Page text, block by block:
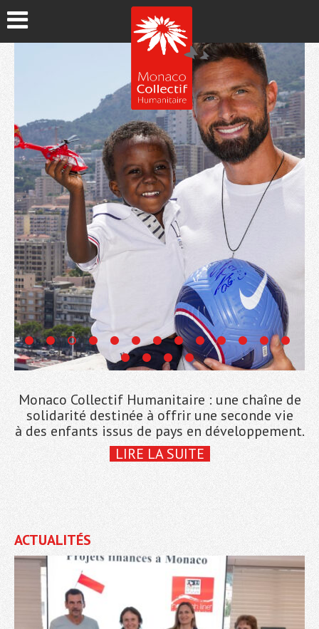
Monaco Collectif Humanitaire : une chaîne de
solidarité destinée à offrir une seconde vie
à des enfants issus de pays en développement.
LIRE LA SUITE
ACTUALITÉS